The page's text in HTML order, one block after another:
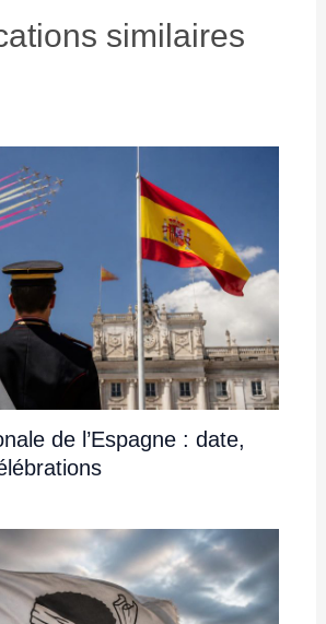
similaires
de l’Espagne : date,